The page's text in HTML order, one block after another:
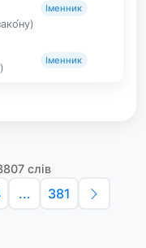
Іменник
Іменник
слів
... 381